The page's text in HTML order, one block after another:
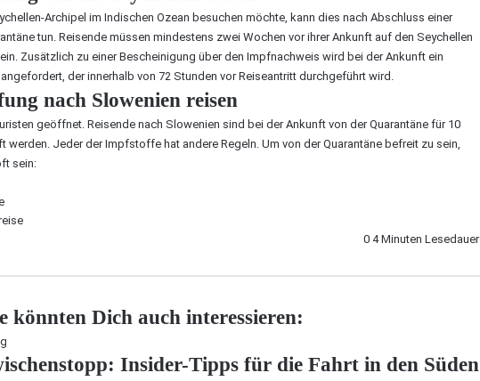
Archipel im Indischen Ozean besuchen möchte, kann dies nach Abschluss einer
tun. Reisende müssen mindestens zwei Wochen vor ihrer Ankunft auf den Seychellen
Zusätzlich zu einer Bescheinigung über den Impfnachweis wird bei der Ankunft ein
angefordert, der innerhalb von 72 Stunden vor Reiseantritt durchgeführt wird.
nach Slowenien reisen
geöffnet. Reisende nach Slowenien sind bei der Ankunft von der Quarantäne für 10
werden. Jeder der Impfstoffe hat andere Regeln. Um von der Quarantäne befreit zu sein,
sein:
0 4 Minuten Lesedauer
könnten Dich auch interessieren:
Insider-Tipps für die Fahrt in den Süden